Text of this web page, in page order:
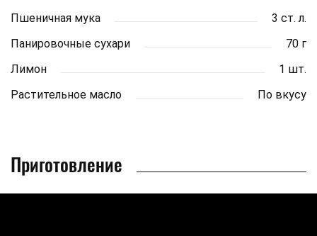
Пшеничная мука
3 ст. л.
Панировочные сухари
70 г
Лимон
1 шт.
Растительное масло
По вкусу
Приготовление